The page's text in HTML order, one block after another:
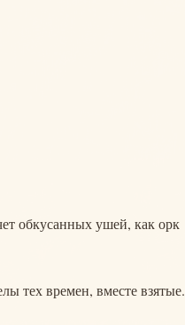
обкусанных ушей, как орк
тех времен, вместе взятые.